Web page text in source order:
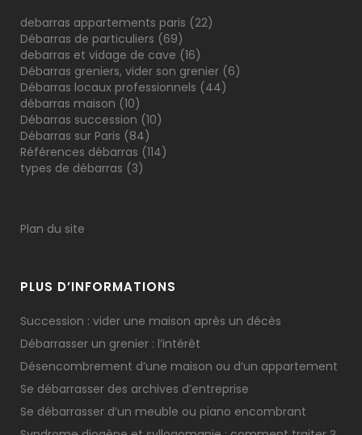
debarras appartements paris (22)
Débarras de particuliers (69)
debarras et vidage de cave (16)
Débarras greniers, vider son grenier (6)
Débarras locaux professionnels (44)
débarras maison (10)
Débarras succession (10)
Débarras sur Paris (84)
Références débarras (114)
types de débarras (3)
Plan du site
PLUS D’INFORMATIONS
Succession : vider une maison après un décès
Débarrasser un grenier : l’intérêt
Désencombrement d’une maison ou d’un appartement
Se débarrasser des archives d’entreprise
Se débarrasser d’un meuble ou piano encombrant